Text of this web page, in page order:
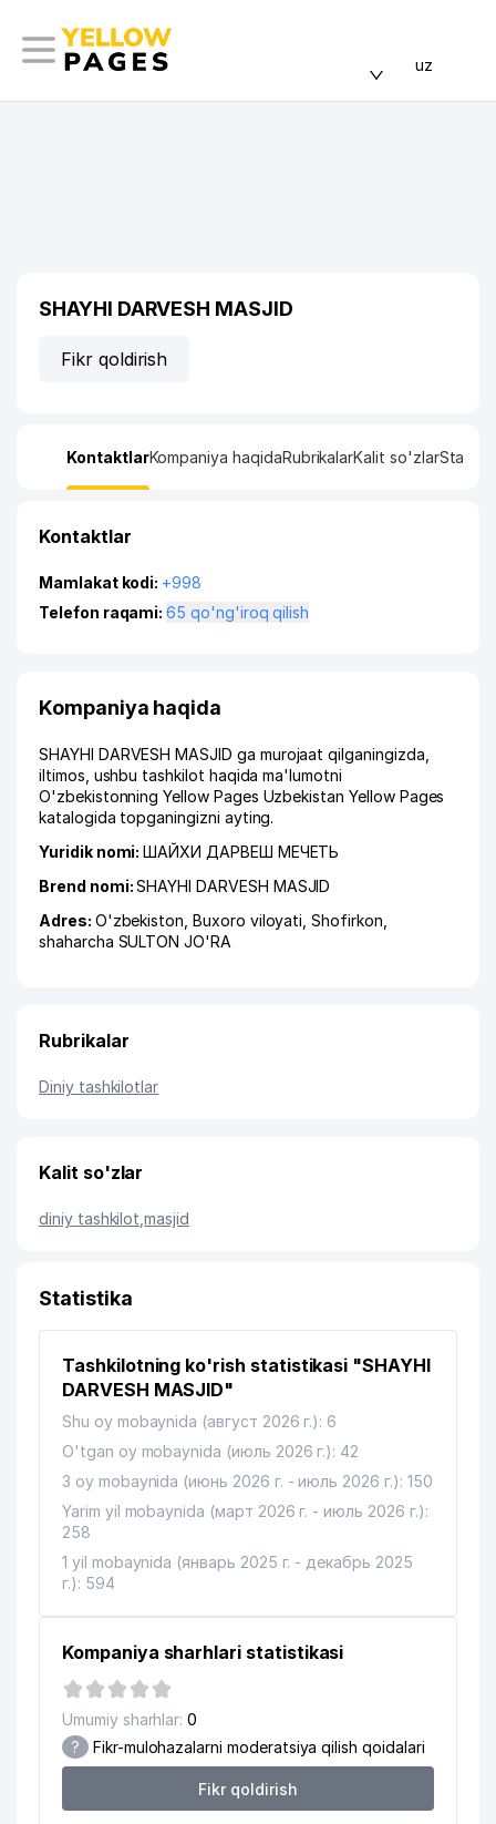
uz
SHAYHI DARVESH MASJID
Fikr qoldirish
KontaktlarKompaniya haqidaRubrikalarKalit so'zlar
Kontaktlar
Mamlakat kodi: +998
Telefon raqami:
65 qo'ng'iroq qilish
Kompaniya haqida
SHAYHI DARVESH MASJID ga murojaat qilganingizda,
iltimos, ushbu tashkilot haqida ma'lumotni
O'zbekistonning Yellow Pages Uzbekistan Yellow Pages
katalogida topganingizni ayting.
Yuridik nomi:ШАЙХИ ДАРВЕШ МЕЧЕТЬ
Brend nomi:SHAYHI DARVESH MASJID
Adres: O'zbekiston,Buxoro viloyati ,Shofirkon
shaharcha SULTON JO'RA
Rubrikalar
Diniy tashkilotlar
Kalit so'zlar
diniy tashkilot ,masjid
Statistika
Tashkilotning ko'rish statistikasi "SHAYHI
DARVESH MASJID"
Shu oy mobaynida (август 2026 г.): 6
O'tgan oy mobaynida (июль 2026 г.): 42
3 oy mobaynida (июнь 2026 г. - июль 2026 г.): 150
Yarim yil mobaynida (март 2026 г. - июль 2026 г.):
258
1 yil mobaynida (январь 2025 г. - декабрь 2025
г.): 594
Kompaniya sharhlari statistikasi
Umumiy sharhlar: 0
? Fikr-mulohazalarni moderatsiya qilish qoidalari
Fikr qoldirish